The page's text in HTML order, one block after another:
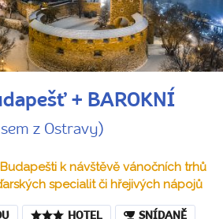
+ BAROKNÍ
z Ostravy)
k návštěvě vánočních trhů
specialit či hřejivých nápojů
HOTEL SNÍDANĚ